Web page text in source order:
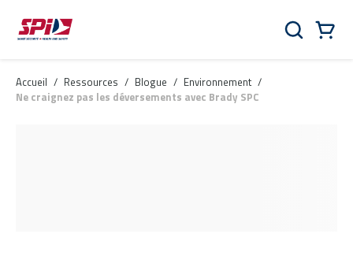
Aller au contenu principal
Skip to menu
Skip to footer
Rechercher
Accueil / Ressources / Blogue / Environnement /
Ne craignez pas les déversements avec Brady SPC